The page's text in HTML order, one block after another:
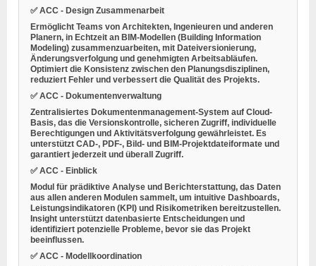
✅ ACC - Design Zusammenarbeit
Ermöglicht Teams von Architekten, Ingenieuren und anderen
Planern, in Echtzeit an BIM-Modellen (Building Information
Modeling) zusammenzuarbeiten, mit Dateiversionierung,
Änderungsverfolgung und genehmigten Arbeitsabläufen.
Optimiert die Konsistenz zwischen den Planungsdisziplinen,
reduziert Fehler und verbessert die Qualität des Projekts.
✅ ACC - Dokumentenverwaltung
Zentralisiertes Dokumentenmanagement-System auf Cloud-
Basis, das die Versionskontrolle, sicheren Zugriff, individuelle
Berechtigungen und Aktivitätsverfolgung gewährleistet. Es
unterstützt CAD-, PDF-, Bild- und BIM-Projektdateiformate und
garantiert jederzeit und überall Zugriff.
✅ ACC - Einblick
Modul für prädiktive Analyse und Berichterstattung, das Daten
aus allen anderen Modulen sammelt, um intuitive Dashboards,
Leistungsindikatoren (KPI) und Risikometriken bereitzustellen.
Insight unterstützt datenbasierte Entscheidungen und
identifiziert potenzielle Probleme, bevor sie das Projekt
beeinflussen.
✅ ACC - Modellkoordination